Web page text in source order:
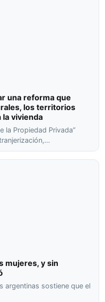
una reforma que
los territorios
la vivienda
la Propiedad Privada”
mujeres, y sin
argentinas sostiene que el